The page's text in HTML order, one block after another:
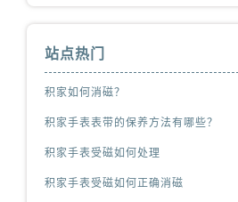
站点热门
积家如何消磁？
积家手表表带的保养方法有哪些？
积家手表受磁如何处理
积家手表受磁如何正确消磁